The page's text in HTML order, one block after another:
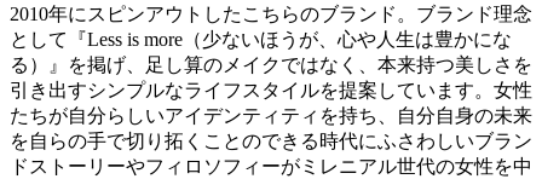
2010年にスピンアウトしたこちらのブランド。ブランド理念
として『Less is more（少ないほうが、心や人生は豊かにな
る）』を掲げ、足し算のメイクではなく、本来持つ美しさを
引き出すシンプルなライフスタイルを提案しています。女性
たちが自分らしいアイデンティティを持ち、自分自身の未来
を自らの手で切り拓くことのできる時代にふさわしいブラン
ドストーリーやフィロソフィーがミレニアル世代の女性を中